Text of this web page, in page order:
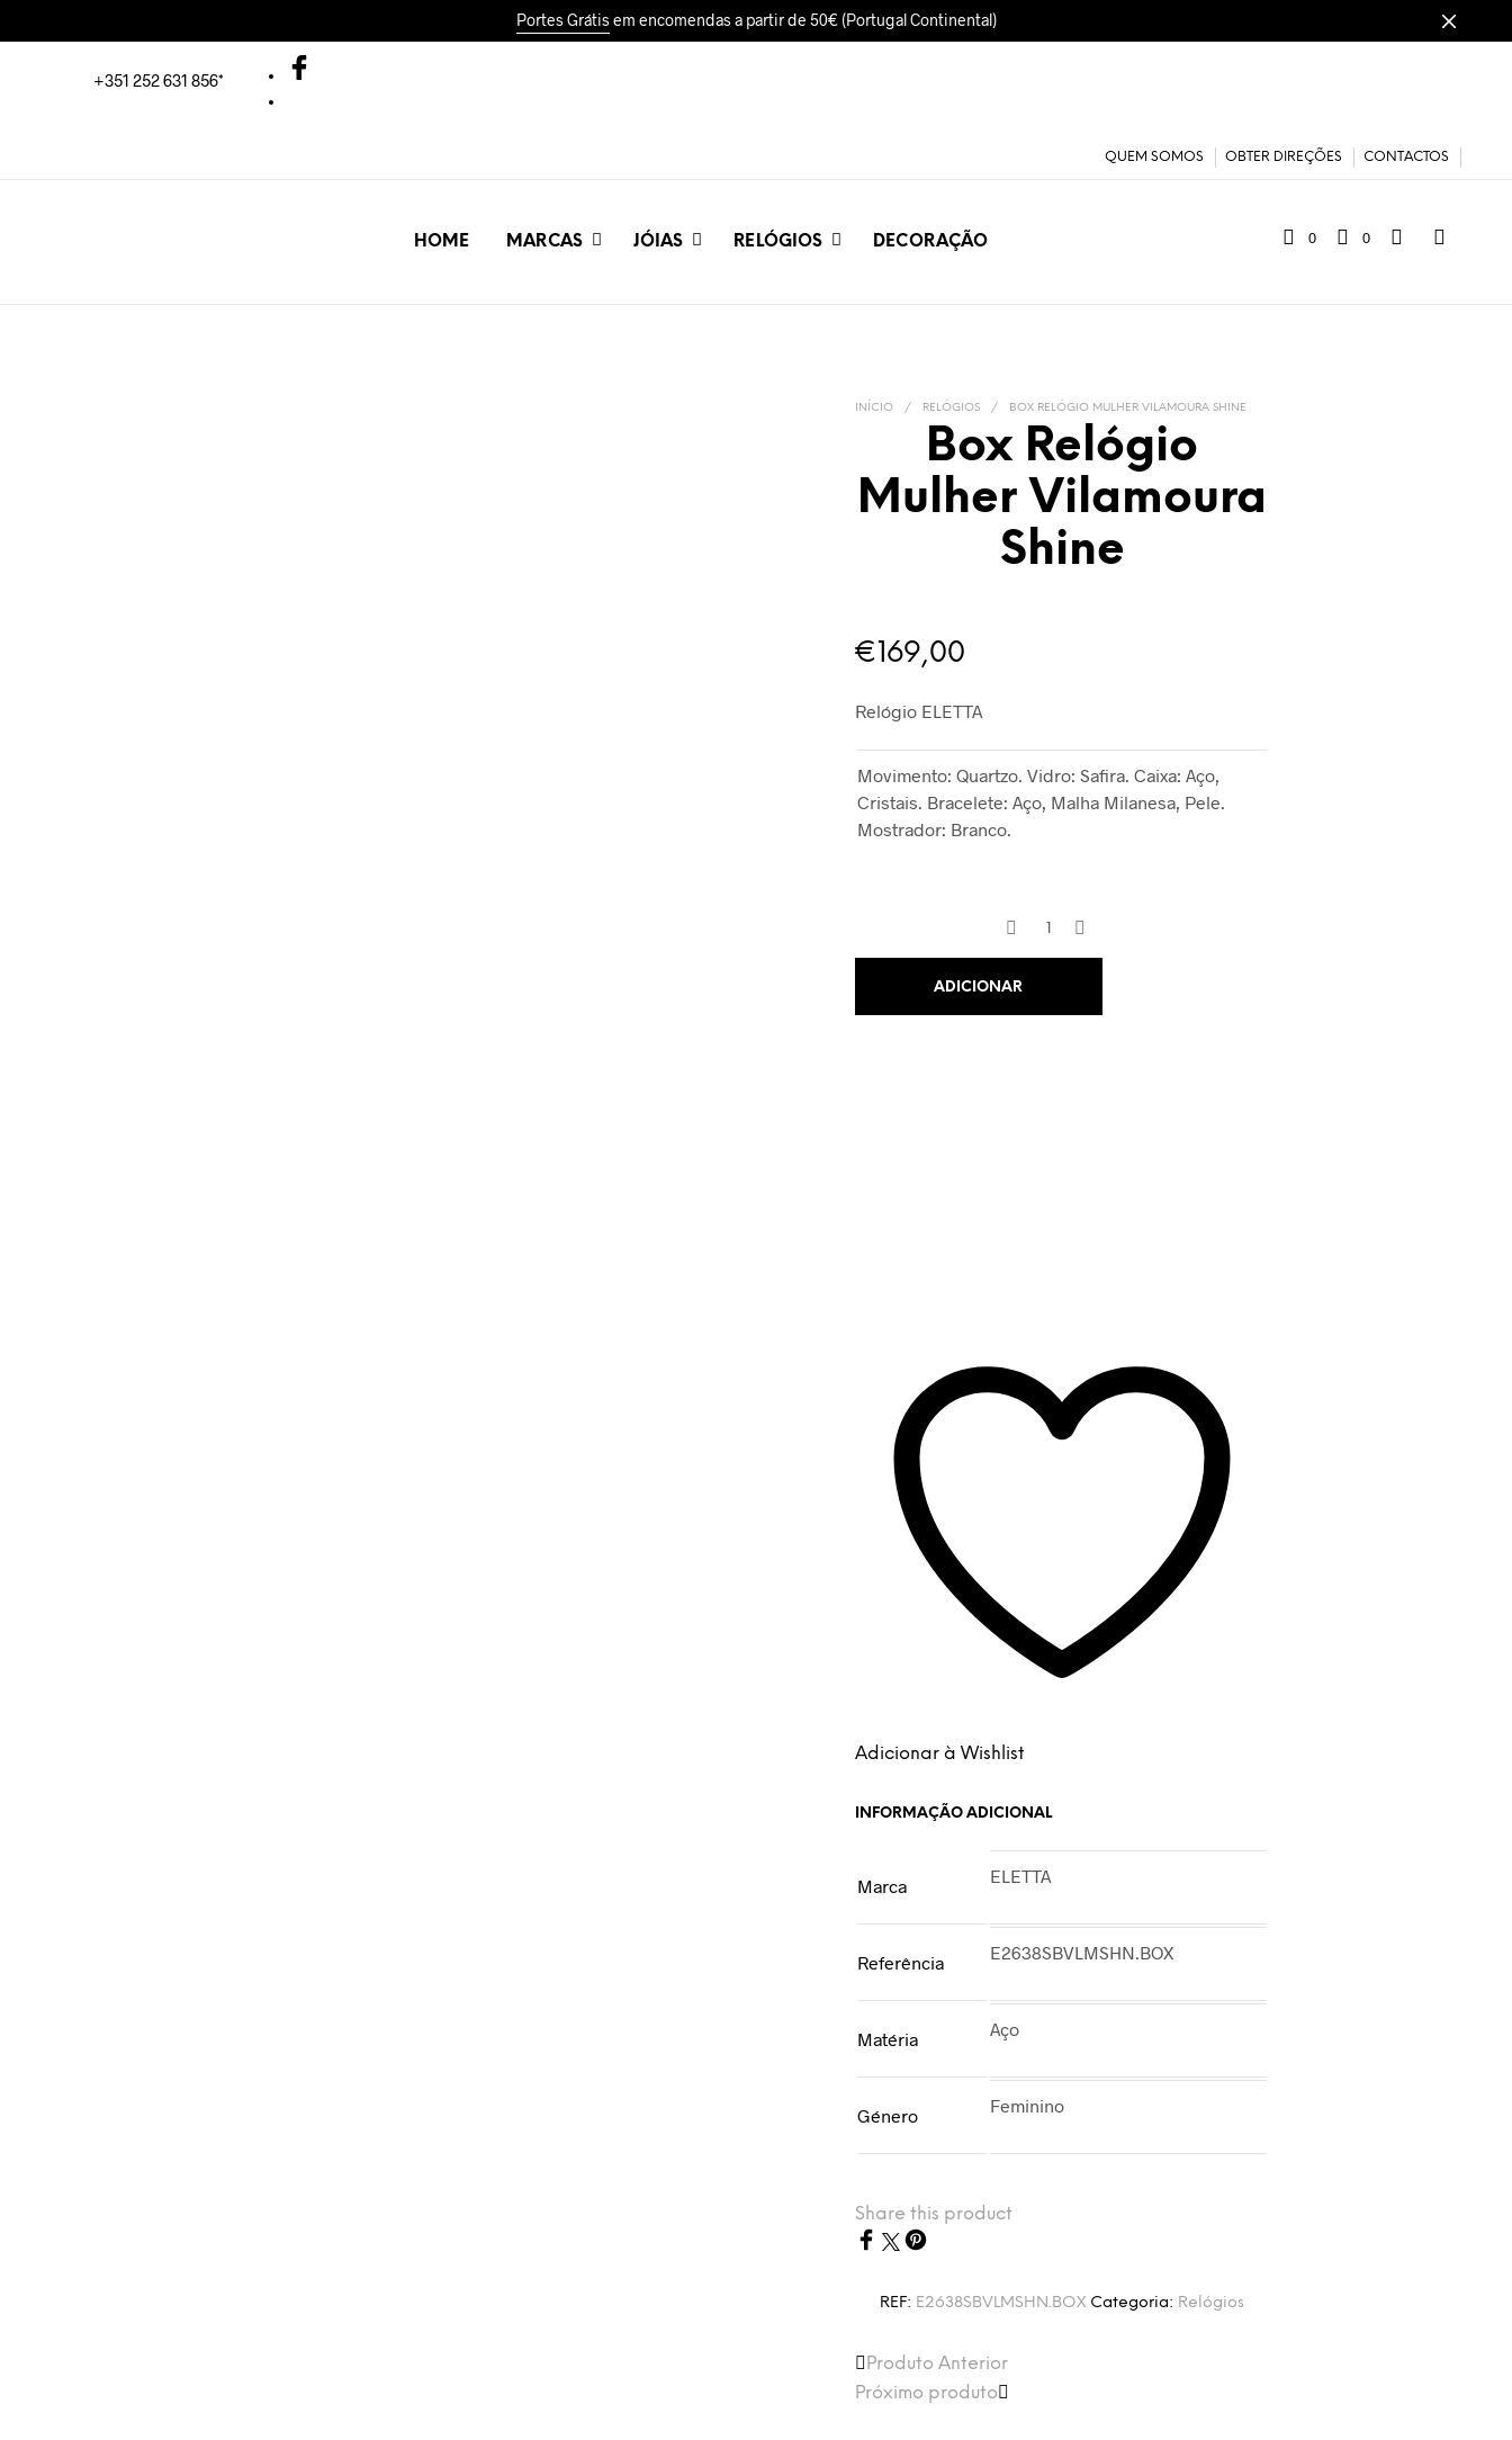
Portes Grátisem encomendas a partir de 50€ (Portugal Continental)
+351 252 631 856*
QUEM SOMOS OBTER DIREÇÕES CONTACTOS
HOME MARCAS JÓIAS RELÓGIOS DECORAÇÃO 0 0
INÍCIO / RELÓGIOS / BOX RELÓGIO MULHER VILAMOURA SHINE
Box Relógio
Mulher Vilamoura
Shine
€ 169,00
Relógio ELETTA
Movimento: Quartzo. Vidro: Safira. Caixa: Aço,
Cristais. Bracelete: Aço, Malha Milanesa, Pele.
Mostrador: Branco.
ADICIONAR
Adicionar à Wishlist
INFORMAÇÃO ADICIONAL
Marca ELETTA
Referência E2638SBVLMSHN.BOX
Matéria Aço
Género Feminino
Share this product
REF: E2638SBVLMSHN.BOX Categoria: Relógios
Produto Anterior
Próximo produto